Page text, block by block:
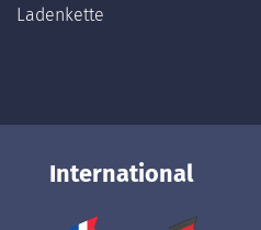
Ladenkette
International